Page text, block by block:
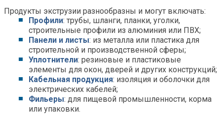
Продукты экструзии разнообразны и могут включать:
Профили: трубы, шланги, планки, уголки,
строительные профили из алюминия или ПВХ;
Панели и листы: из металла или пластика для
строительной и производственной сферы;
Уплотнители: резиновые и пластиковые
элементы для окон, дверей и других конструкций;
Кабельная продукция: изоляция и оболочки для
электрических кабелей;
Фильеры: для пищевой промышленности, корма
или упаковки.